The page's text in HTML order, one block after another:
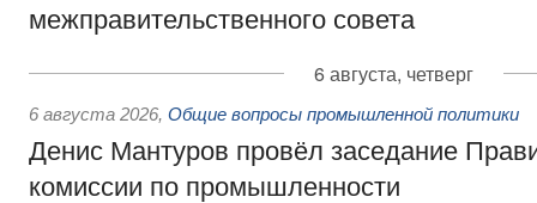
межправительственного совета
6 августа, четверг
6 августа 2026, Общие вопросы промышленной политики
Денис Мантуров провёл заседание
комиссии по промышленности